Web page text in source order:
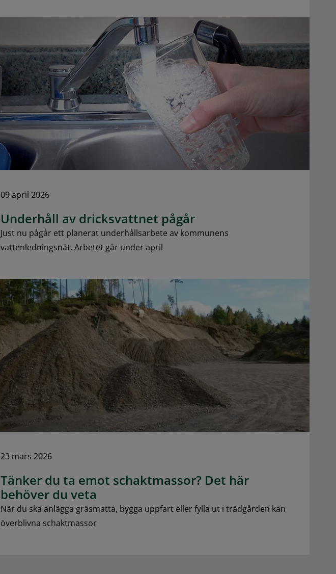
09 april 2026
Underhåll av dricksvattnet pågår
Just nu pågår ett planerat underhållsarbete av kommunens
vattenledningsnät. Arbetet går under april
23 mars 2026
Tänker du ta emot schaktmassor? Det här
behöver du veta
När du ska anlägga gräsmatta, bygga uppfart eller fylla ut i trädgården kan
överblivna schaktmassor